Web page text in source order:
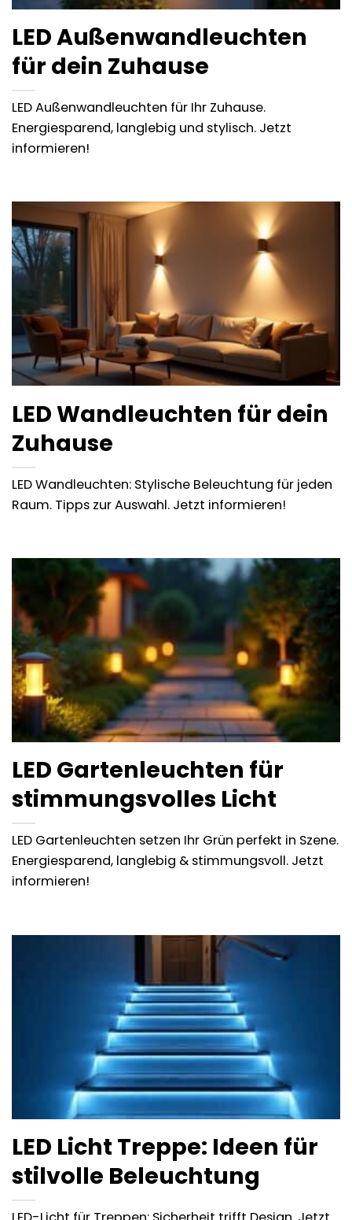
LED Außenwandleuchten
für dein Zuhause
LED Außenwandleuchten für Ihr Zuhause.
Energiesparend, langlebig und stylisch. Jetzt
informieren!
LED Wandleuchten für dein
Zuhause
LED Wandleuchten: Stylische Beleuchtung für jeden
Raum. Tipps zur Auswahl. Jetzt informieren!
LED Gartenleuchten für
stimmungsvolles Licht
LED Gartenleuchten setzen Ihr Grün perfekt in Szene.
Energiesparend, langlebig & stimmungsvoll. Jetzt
informieren!
LED Licht Treppe: Ideen für
stilvolle Beleuchtung